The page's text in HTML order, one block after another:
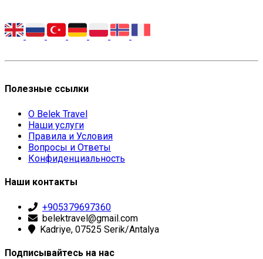
Полезные ссылки
О Belek Travel
Наши услуги
Правила и Условия
Вопросы и Ответы
Конфиденциальность
Наши контакты
+905379697360
belektravel@gmail.com
Kadriye, 07525 Serik/Antalya
Подписывайтесь на нас